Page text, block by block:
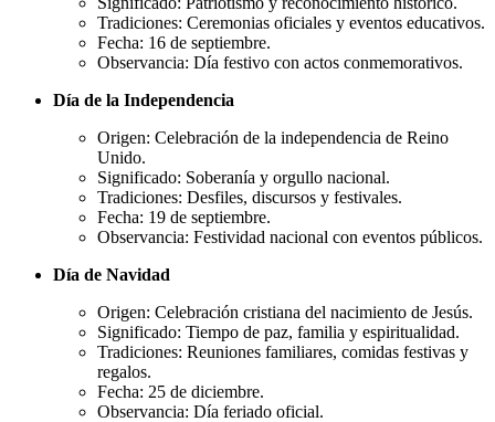
Tradiciones: Ceremonias oficiales y eventos educativos.
Fecha: 16 de septiembre.
Observancia: Día festivo con actos conmemorativos.
Día de la Independencia
Origen: Celebración de la independencia de Reino
Unido.
Significado: Soberanía y orgullo nacional.
Tradiciones: Desfiles, discursos y festivales.
Fecha: 19 de septiembre.
Observancia: Festividad nacional con eventos públicos.
Día de Navidad
Origen: Celebración cristiana del nacimiento de Jesús.
Significado: Tiempo de paz, familia y espiritualidad.
Tradiciones: Reuniones familiares, comidas festivas y
regalos.
Fecha: 25 de diciembre.
Observancia: Día feriado oficial.